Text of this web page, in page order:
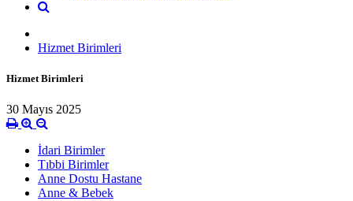
Hizmet Birimleri
Hizmet Birimleri
30 Mayıs 2025
İdari Birimler
Tıbbi Birimler
Anne Dostu Hastane
Anne & Bebek